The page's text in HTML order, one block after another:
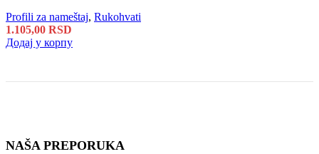
Profili za nameštaj, Rukohvati
1.105,00 RSD
Додај у корпу
NAŠA PREPORUKA